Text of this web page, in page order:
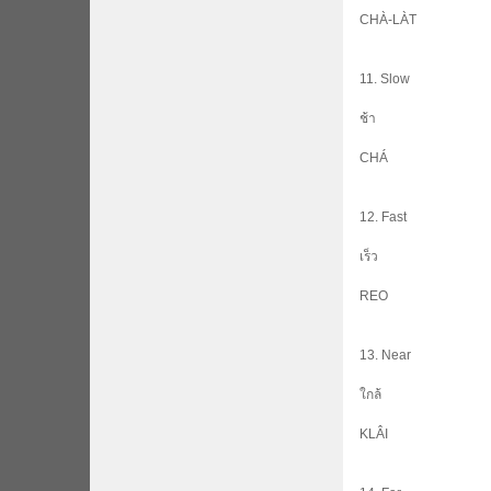
CHÀ-LÀT
11. Slow
ช้า
CHÁ
12. Fast
เร็ว
REO
13. Near
ใกล้
KLÂI